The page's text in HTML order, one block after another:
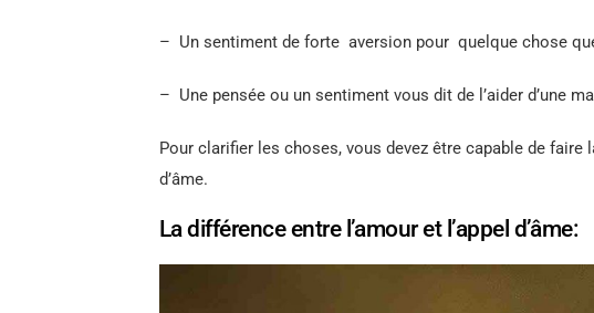
– Un sentiment de forte aversion pour quelque chose
– Une pensée ou un sentiment vous dit de l’aider d’une
Pour clarifier les choses, vous devez être capable de faire
d’âme.
La différence entre l’amour et l’appel d’âme: